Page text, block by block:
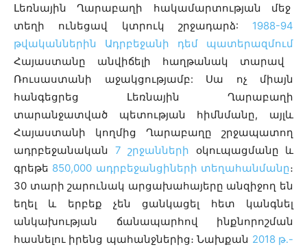
Լեռնային Ղարաբաղի հակամարտության մեջ
տեղի ունեցավ կտրուկ շրջադարձ: 1988-94
թվականներին Ադրբեջանի դեմ պատերազմում
Հայաստանը անվիճելի հաղթանակ տարավ
Ռուսաստանի աջակցությամբ: Սա ոչ միայն
հանգեցրեց Լեռնային Ղարաբաղի
տարանջատված պետության հիմնմանը, այլև
Հայաստանի կողմից Ղարաբաղը շրջապատող
ադրբեջանական 7 շրջանների օկուպացմանը և
գրեթե 850,000 ադրբեջանցիների տեղահանմանը։
30 տարի շարունակ արցախահայերը անզիջող են
եղել և երբեք չեն ցանկացել հետ կանգնել
անկախության ճանապարհով ինքնորոշման
հասնելու իրենց պահանջներից։ Նախքան 2018 թ․-